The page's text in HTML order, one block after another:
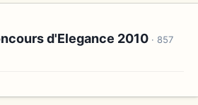
d'Elegance 2010 · 857